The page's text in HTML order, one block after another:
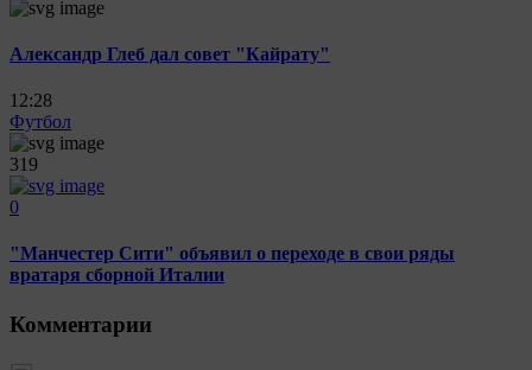
Александр Глеб дал совет "Кайрату"
12:28
Футбол
319
0
"Манчестер Сити" объявил о переходе в свои ряды
вратаря сборной Италии
Комментарии